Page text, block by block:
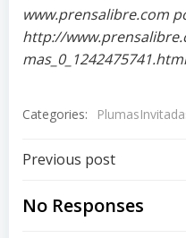
www.prensalibre.com
http://
mas_0_1242475741.html
Categories:
Post
navigation
Previous post
No Responses